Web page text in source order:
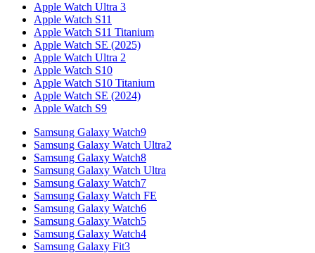
Apple Watch Ultra 3
Apple Watch S11
Apple Watch S11 Titanium
Apple Watch SE (2025)
Apple Watch Ultra 2
Apple Watch S10
Apple Watch S10 Titanium
Apple Watch SE (2024)
Apple Watch S9
Samsung Galaxy Watch9
Samsung Galaxy Watch Ultra2
Samsung Galaxy Watch8
Samsung Galaxy Watch Ultra
Samsung Galaxy Watch7
Samsung Galaxy Watch FE
Samsung Galaxy Watch6
Samsung Galaxy Watch5
Samsung Galaxy Watch4
Samsung Galaxy Fit3